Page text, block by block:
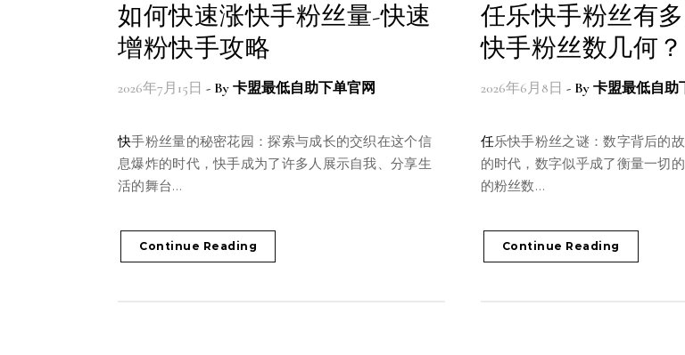
如何快速涨快手粉丝量-快速
增粉快手攻略
2026年7月15日 - By 卡盟最低自助下单官网
快手粉丝量的秘密花园：探索与成长的交织在这个信
息爆炸的时代，快手成为了许多人展示自我、分享生
活的舞台…
Continue Reading
任乐快手粉丝有
快手粉丝数几何？
2026年6月8日 - By 卡盟最低自助
任乐快手粉丝之谜：数字背后的故事在这个信息爆炸
的时代，数字似乎成了衡量一切
的粉丝数…
Continue Reading